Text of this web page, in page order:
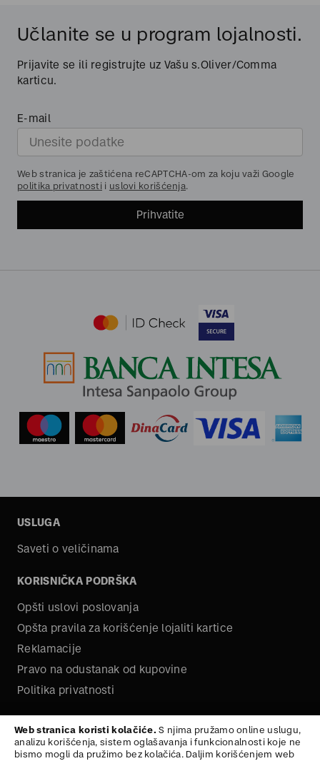
Učlanite se u program lojalnosti.
Prijavite se ili registrujte uz Vašu s.Oliver/Comma
karticu.
E-mail
Web stranica je zaštićena reCAPTCHA-om za koju važi Google
politika privatnosti i uslovi korišćenja.
Prihvatite
USLUGA
Saveti o veličinama
KORISNIČKA PODRŠKA
Opšti uslovi poslovanja
Opšta pravila za korišćenje lojaliti kartice
Reklamacije
Pravo na odustanak od kupovine
Politika privatnosti
Kariera
Web stranica koristi kolačiće. S njima pružamo online uslugu,
analizu korišćenja, sistem oglašavanja i funkcionalnosti koje ne
bismo mogli da pružimo bez kolačića. Daljim korišćenjem web